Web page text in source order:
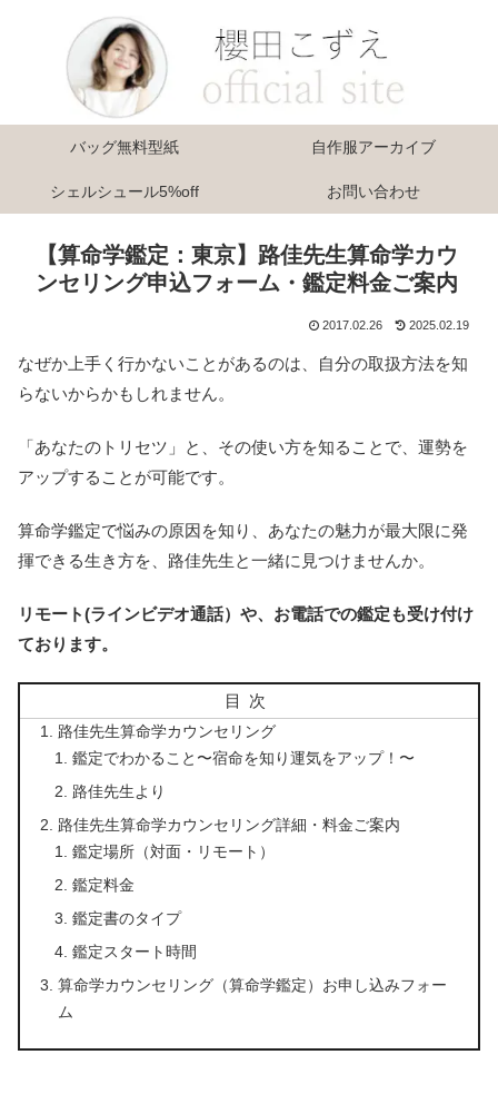
バッグ無料型紙 自作服アーカイブ
シェルシュール5%off お問い合わせ
【算命学鑑定：東京】路佳先生算命学カウ
ンセリング申込フォーム・鑑定料金ご案内
2017.02.26 2025.02.19
なぜか上手く行かないことがあるのは、自分の取扱方法を知
らないからかもしれません。
「あなたのトリセツ」と、その使い方を知ることで、運勢を
アップすることが可能です。
算命学鑑定で悩みの原因を知り、あなたの魅力が最大限に発
揮できる生き方を、路佳先生と一緒に見つけませんか。
リモート(ラインビデオ通話）や、お電話での鑑定も受け付け
ております。
目次
路佳先生算命学カウンセリング
鑑定でわかること〜宿命を知り運気をアップ！〜
路佳先生より
路佳先生算命学カウンセリング詳細・料金ご案内
鑑定場所（対面・リモート）
鑑定料金
鑑定書のタイプ
鑑定スタート時間
算命学カウンセリング（算命学鑑定）お申し込みフォー
ム